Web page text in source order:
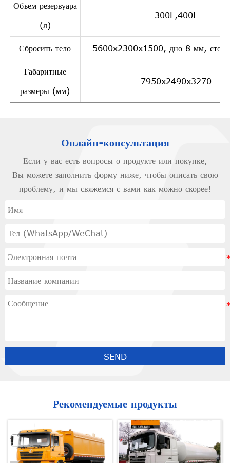
Объем резервуара
(л)
300L,400L
Сбросить тело 5600x2300x1500, дно 8 мм,
Габаритные
размеры (мм)
7950x2490x3270
Онлайн-консультация
Если у вас есть вопросы о продукте или покупке,
Вы можете заполнить форму ниже, чтобы описать свою
проблему, и мы свяжемся с вами как можно скорее!
SEND
Рекомендуемые продукты